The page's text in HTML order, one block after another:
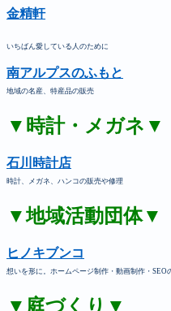
金精軒
いちばん愛している人のために
南アルプスのふもと
地域の名産、特産品の販売
▼時計・メガネ▼
石川時計店
時計、メガネ、ハンコの販売や修理
▼地域活動団体▼
ヒノキブンコ
想いを形に。ホームページ制作・動画制作・SEO
▼庭づくり▼